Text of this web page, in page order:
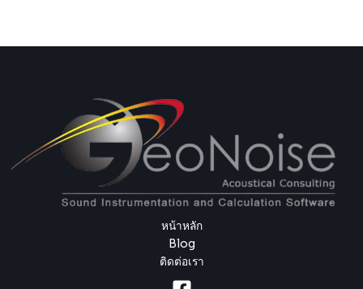
หน้าหลัก
Blog
ติดต่อเรา